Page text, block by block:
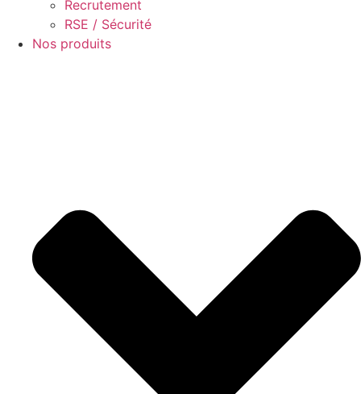
Recrutement
RSE / Sécurité
Nos produits